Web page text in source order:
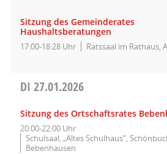
Sitzung des Gemeinderates
Haushaltsberatungen
17:00-18:28 Uhr Ratssaal im Rathaus,
DI 27.01.2026
Sitzung des Ortschaftsrates
20:00-22:00 Uhr
Schulsaal, „Altes Schulhaus“,
Bebenhausen